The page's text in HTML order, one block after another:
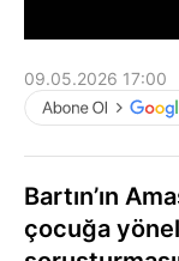
09.05.2026 17:00
Bartın’ın
çocuğa